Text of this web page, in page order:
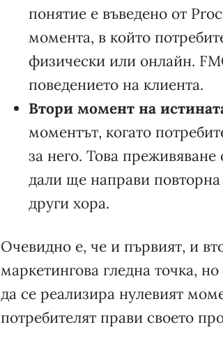
понятие е въведено от
момента, в който
физически или онлайн.
поведението на клиента.
Втори момент на
моментът, когато
за него. Това
дали ще направи
други хора.
Очевидно е, че и първият, и
маркетингова гледна точка,
да се реализира нулевият
потребителят прави своето